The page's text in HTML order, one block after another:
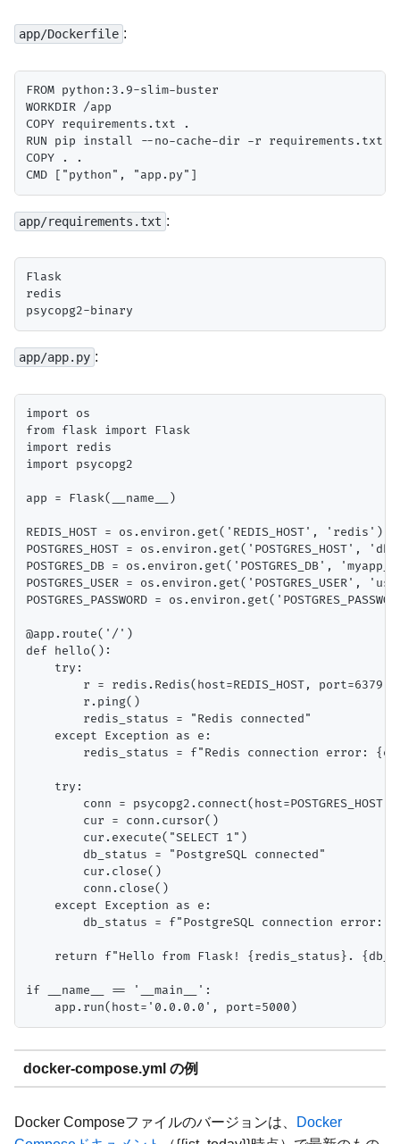
app/Dockerfile :
FROM python:3.9-slim-buster
WORKDIR /app
COPY requirements.txt .
RUN pip install --no-cache-dir -r requirements.txt
COPY . .
app/requirements.txt :
Flask
redis
app/app.py :
import os
from flask import Flask
import redis
import psycopg2
app = Flask(__name__)
REDIS_HOST = os.environ.get('REDIS_HOST', 'redis')
POSTGRES_HOST = os.environ.get('POSTGRES_HOST',
POSTGRES_DB = os.environ.get('POSTGRES_DB',
POSTGRES_USER = os.environ.get('POSTGRES_USER',
POSTGRES_PASSWORD =
@app.route('/')
def hello():
    try:
r = redis.Redis(host=REDIS_HOST, port=6379,
        r.ping()
        redis_status = "Redis connected"
    except Exception as e:
redis_status = f"Redis connection error:
    try:
conn =
        cur = conn.cursor()
        cur.execute("SELECT 1")
        db_status = "PostgreSQL connected"
        cur.close()
        conn.close()
    except Exception as e:
db_status = f"PostgreSQL connection error:
return f"Hello from Flask! {redis_status}.
if __name__ == '__main__':
docker-compose.yml の例
Docker Composeファイルのバージョンは、
Docker